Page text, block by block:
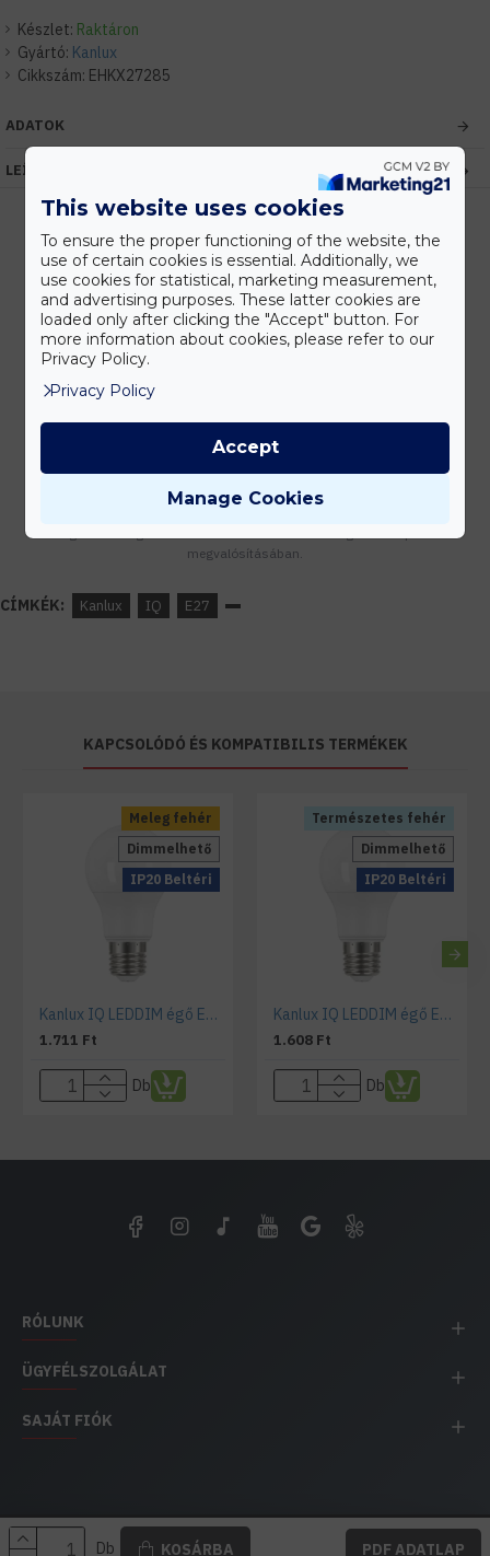
Készlet: Raktáron
Gyártó: Kanlux
Cikkszám: EHKX27285
Db KOSÁRBA PDF ADATLAP
ADATOK
LEÍRÁS
Kedvezmények
Vásárolj nagyobb mennyiségben és megadjuk a legjobb gyártói árakat.
Tanácsadás
megvalósításában.
CÍMKÉK: Kanlux IQ E27
KAPCSOLÓDÓ ÉS KOMPATIBILIS TERMÉKEK
Meleg fehér
IP20 Beltéri
Dimmelhető
Kanlux IQ LEDDIM égő E27 A60 körte 8,5W meleg fehér
1.711 Ft
Db
Természetes fehér
IP20 Beltéri
Dimmelhető
Kanlux IQ LEDDIM égő E27 A60 körte 8,5W természetes fehér
1.608 Ft
Db
RÓLUNK
ÜGYFÉLSZOLGÁLAT
SAJÁT FIÓK
EH IMPEX / Copyright © 1991-2025 Energia Háza
This website uses cookies
To ensure the proper functioning of the website, the
use of certain cookies is essential. Additionally, we
use cookies for statistical, marketing measurement,
and advertising purposes. These latter cookies are
loaded only after clicking the "Accept" button. For
more information about cookies, please refer to our
Privacy Policy.
Privacy Policy
Manage Cookies
Accept